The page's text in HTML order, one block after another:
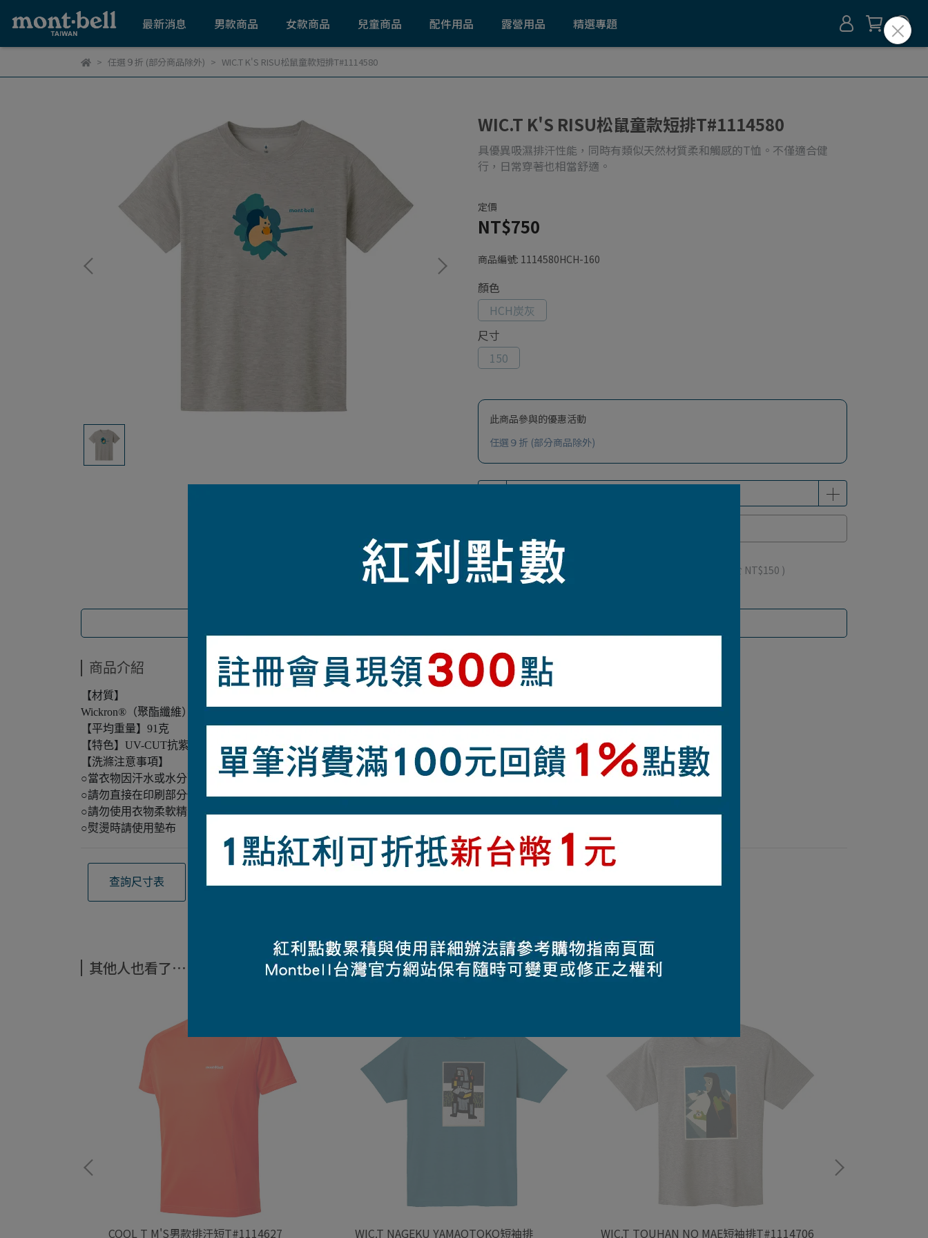
最新消息 男款商品 女款商品 兒童商品 配件用品 露營用品 精選專題
任選９折 (部分商品除外) WIC.T K'S RISU松鼠童款短排T#1114580
WIC.T K'S RISU松鼠童款短排T#1114580
具優異吸濕排汗性能，同時有類似天然材質柔和觸感的T恤。不僅適合健
行，日常穿著也相當舒適。
定價
NT$750
商品編號: 1114580HCH-160
顏色
HCH炭灰
尺寸
150
此商品參與的優惠活動
任選９折 (部分商品除外)
加入最愛 此商品 「 最高 」可以折抵紅利 點 (約等於 NT$150 )
商品介紹
【材質】
Wickron®（聚酯纖維）
【平均重量】91克
【特色】UV-CUT抗紫外線
【洗滌注意事項】
○當衣物因汗水或水分而濕潤時，摩擦可能會造成印刷部分掉色，請勿揉搓或摩擦印刷處
○請勿直接在印刷部分使用熨斗
○請勿使用衣物柔軟精
○熨燙時請使用墊布
查詢尺寸表
其他人也看了⋯
COOL T M'S男款排汗短T#1114627 WIC.T NAGEKU YAMAOTOKO短袖排 WIC.T TOUHAN NO MAE短袖排T#1114706